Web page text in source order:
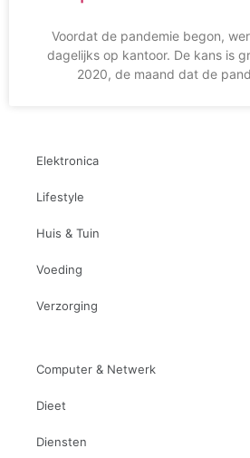
Voordat de pandemie begon,
dagelijks op kantoor. De kans is
2020, de maand dat de
Elektronica
Lifestyle
Huis & Tuin
Voeding
Verzorging
Computer & Netwerk
Dieet
Diensten